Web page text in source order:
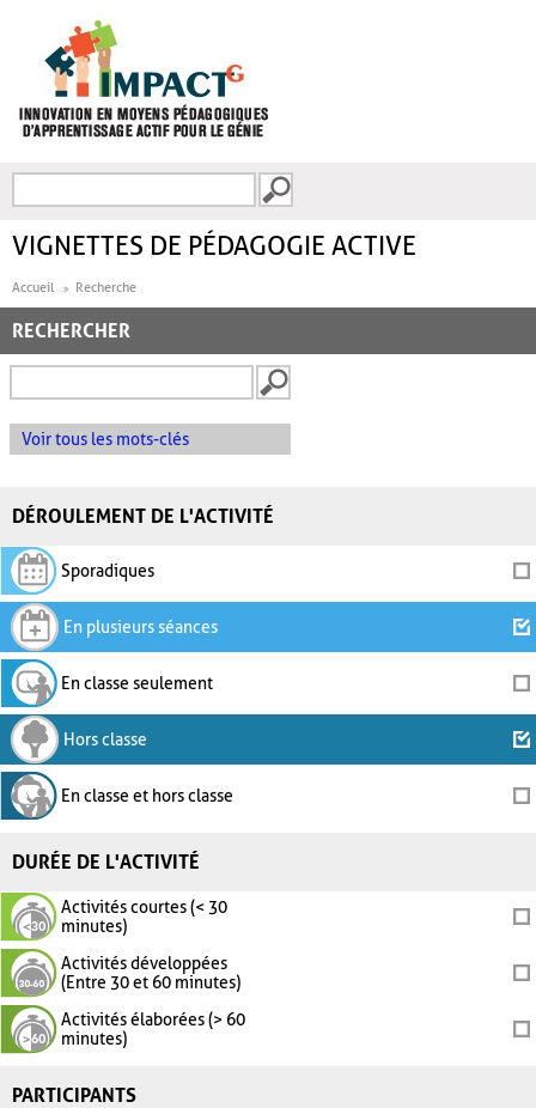
FORMULAIRE DE
VIGNETTES DE PÉDAGOGIE ACTIVE
Accueil Recherche
RECHERCHER
Voir tous les mots-clés
DÉROULEMENT DE L'ACTIVITÉ
Sporadiques
En plusieurs séances
En classe seulement
Hors classe
En classe et hors classe
DURÉE DE L'ACTIVITÉ
Activités courtes (< 30
minutes)
Activités développées
(Entre 30 et 60 minutes)
Activités élaborées (> 60
minutes)
PARTICIPANTS